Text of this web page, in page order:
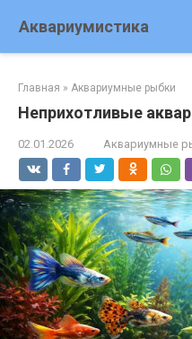
Аквариумистика
Главная » Аквариумные рыбки
Неприхотливые
02.01.2026 Аквариумные